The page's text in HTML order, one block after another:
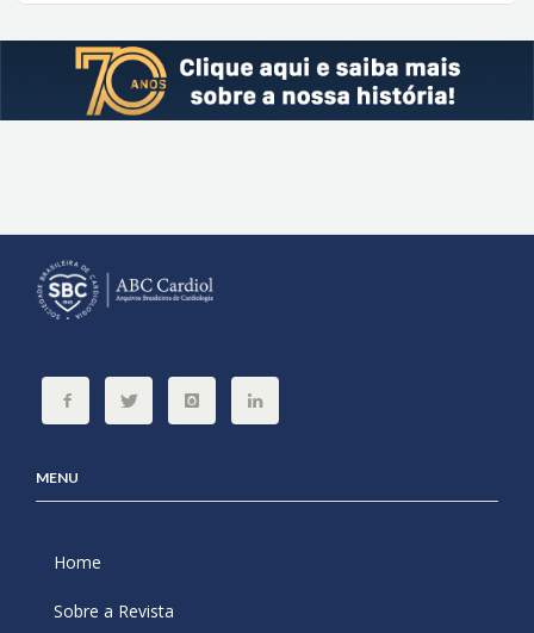
MENU
Home
Sobre a Revista